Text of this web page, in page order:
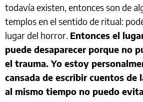
todavía existen, entonces son de
templos en el sentido de ritual:
lugar del horror. Entonces el
puede desaparecer porque no
el trauma. Yo estoy
cansada de escribir cuentos de
al mismo tiempo no puedo